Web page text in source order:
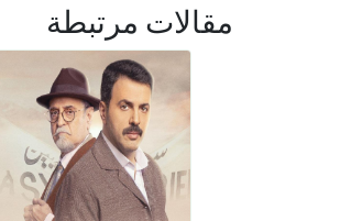
مقالات مرتبطة